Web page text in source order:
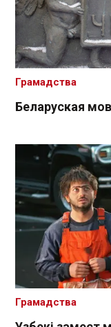
Беларуская
Грамадства
Грамадства